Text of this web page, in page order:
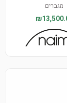
מגברים